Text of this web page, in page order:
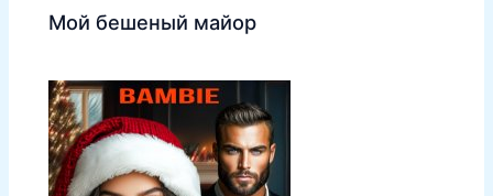
Мой бешеный майор